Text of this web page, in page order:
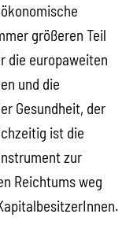
größeren Teil
die europaweiten
und die
Gesundheit, der
ist die
zur
Reichtums weg